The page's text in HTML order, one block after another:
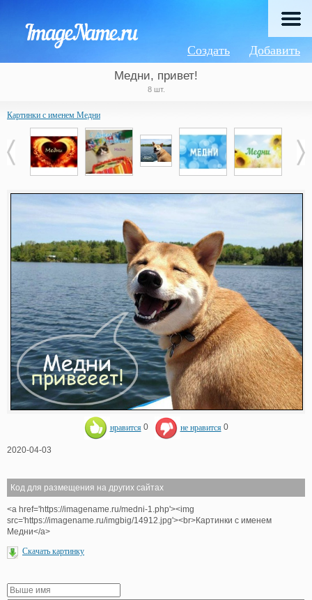
Добавить
Создать
Медни, привет!
8 шт.
Картинки с именем Медни
нравится 0 не нравится 0
2020-04-03
Код для размещения на других сайтах
<a href='https://imagename.ru/medni-1.php'><img
src='https://imagename.ru/imgbig/14912.jpg'><br>Картинки с именем
Медни</a>
Скачать картинку